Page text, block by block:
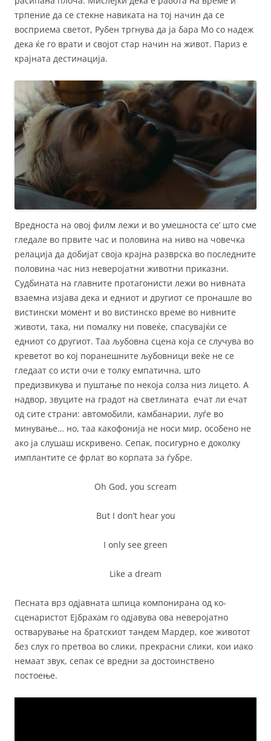
трпение да се стекне навиката на тој начин да се
восприема светот, Рубен тргнува да ја бара Мо со надеж
дека ќе го врати и својот стар начин на живот. Париз е
крајната дестинација.
Вредноста на овој филм лежи и во умешноста се’ што сме
гледале во првите час и половина на ниво на човечка
релација да добијат своја крајна разврска во последните
половина час низ неверојатни животни приказни.
Судбината на главните протагонисти лежи во нивната
взаемна изјава дека и едниот и другиот се пронашле во
вистински момент и во вистинско време во нивните
животи, така, ни помалку ни повеќе, спасувајќи се
едниот со другиот. Таа љубовна сцена која се случува во
креветот во кој поранешните љубовници веќе не се
гледаат со исти очи е толку емпатична, што
предизвикува и пуштање по некоја солза низ лицето. А
надвор, звуците на градот на светлината ечат ли ечат
од сите страни: aвтомобили, камбанарии, луѓе во
минување… но, таа какофонија не носи мир, особено не
ако ја слушаш искривено. Сепак, посигурно е доколку
имплантите се фрлат во корпата за ѓубре.
Oh God, you scream
But I don’t hear you
I only see green
Like a dream
Песната врз одјавната шпица компонирана од ко-
сценаристот Ејбрахам го одјавува ова неверојатно
остварување на братскиот тандем Мардер, кое животот
без слух го претвоа во слики, прекрасни слики, кои иако
немаат звук, сепак се вредни за достоинствено
постоење.